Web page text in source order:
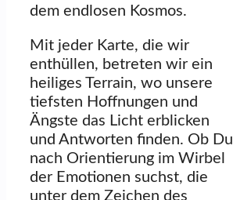
dem endlosen Kosmos.
Mit jeder Karte, die wir
enthüllen, betreten wir ein
heiliges Terrain, wo unsere
tiefsten Hoffnungen und
Ängste das Licht erblicken
und Antworten finden. Ob Du
nach Orientierung im Wirbel
der Emotionen suchst, die
unter dem Zeichen des